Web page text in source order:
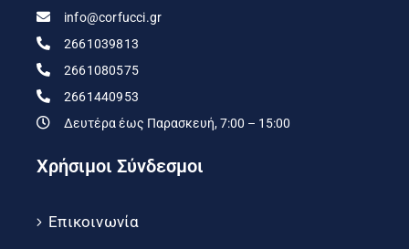
info@corfucci.gr
2661039813
2661080575
2661440953
Δευτέρα έως Παρασκευή, 7:00 – 15:00
Χρήσιμοι Σύνδεσμοι
Επικοινωνία